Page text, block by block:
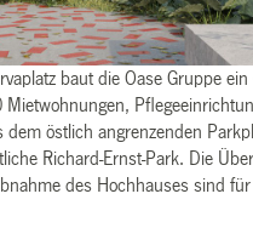
baut die Oase Gruppe ein
dem östlich angrenzenden
Richard-Ernst-Park. Die
des Hochhauses sind